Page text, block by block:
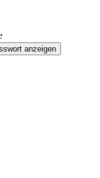
anzeigen